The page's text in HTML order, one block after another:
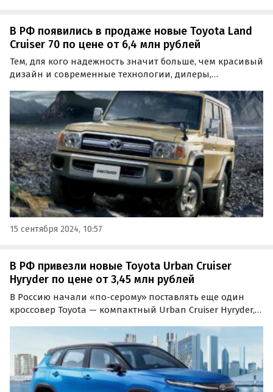
В РФ появились в продаже новые Toyota Land
Cruiser 70 по цене от 6,4 млн рублей
Тем, для кого надежность значит больше, чем красивый
дизайн и современные технологии, дилеры,
предлагают рассмотреть к покупке новые
внедорожники Toyota Land Cruiser 70, которые
выпускаются уже четыре…
15 сентября 2024, 10:57
В РФ привезли новые Toyota Urban Cruiser
Hyryder по цене от 3,45 млн рублей
В Россию начали «по-серому» поставлять еще один
кроссовер Toyota — компактный Urban Cruiser Hyryder,
него с учетом «растаможки», доставки, утильсбора и
других расходов стартуют на одном из…